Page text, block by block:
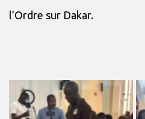
l’Ordre sur Dakar.